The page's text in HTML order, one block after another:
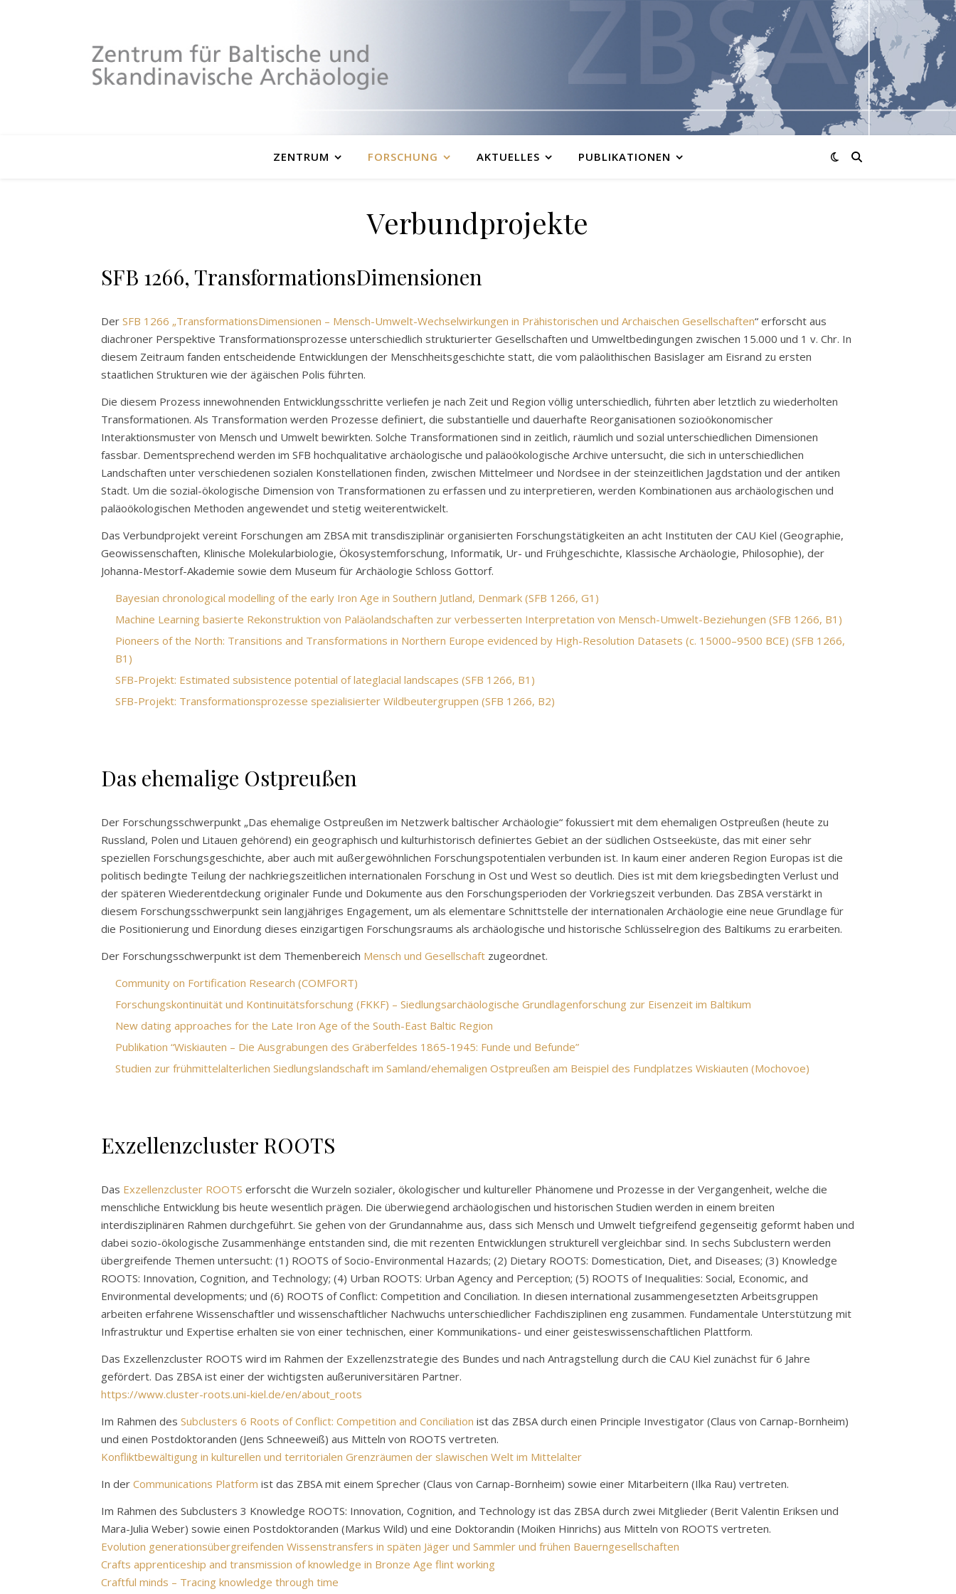
ZENTRUM FORSCHUNG AKTUELLES PUBLIKATIONEN
Verbundprojekte
SFB 1266, TransformationsDimensionen
Der SFB 1266 „TransformationsDimensionen – Mensch-Umwelt-Wechselwirkungen in Prähistorischen und Archaischen Gesellschaften“ erforscht aus
diachroner Perspektive Transformationsprozesse unterschiedlich strukturierter Gesellschaften und Umweltbedingungen zwischen 15.000 und 1 v. Chr. In
diesem Zeitraum fanden entscheidende Entwicklungen der Menschheitsgeschichte statt, die vom paläolithischen Basislager am Eisrand zu ersten
staatlichen Strukturen wie der ägäischen Polis führten.
Die diesem Prozess innewohnenden Entwicklungsschritte verliefen je nach Zeit und Region völlig unterschiedlich, führten aber letztlich zu wiederholten
Transformationen. Als Transformation werden Prozesse definiert, die substantielle und dauerhafte Reorganisationen sozioökonomischer
Interaktionsmuster von Mensch und Umwelt bewirkten. Solche Transformationen sind in zeitlich, räumlich und sozial unterschiedlichen Dimensionen
fassbar. Dementsprechend werden im SFB hochqualitative archäologische und paläoökologische Archive untersucht, die sich in unterschiedlichen
Landschaften unter verschiedenen sozialen Konstellationen finden, zwischen Mittelmeer und Nordsee in der steinzeitlichen Jagdstation und der antiken
Stadt. Um die sozial-ökologische Dimension von Transformationen zu erfassen und zu interpretieren, werden Kombinationen aus archäologischen und
paläoökologischen Methoden angewendet und stetig weiterentwickelt.
Das Verbundprojekt vereint Forschungen am ZBSA mit transdisziplinär organisierten Forschungstätigkeiten an acht Instituten der CAU Kiel (Geographie,
Geowissenschaften, Klinische Molekularbiologie, Ökosystemforschung, Informatik, Ur- und Frühgeschichte, Klassische Archäologie, Philosophie), der
Johanna-Mestorf-Akademie sowie dem Museum für Archäologie Schloss Gottorf.
Bayesian chronological modelling of the early Iron Age in Southern Jutland, Denmark (SFB 1266, G1)
Machine Learning basierte Rekonstruktion von Paläolandschaften zur verbesserten Interpretation von Mensch-Umwelt-Beziehungen (SFB 1266, B1)
Pioneers of the North: Transitions and Transformations in Northern Europe evidenced by High-Resolution Datasets (c. 15000–9500 BCE) (SFB 1266,
B1)
SFB-Projekt: Estimated subsistence potential of lateglacial landscapes (SFB 1266, B1)
SFB-Projekt: Transformationsprozesse spezialisierter Wildbeutergruppen (SFB 1266, B2)
Das ehemalige Ostpreußen
Der Forschungsschwerpunkt „Das ehemalige Ostpreußen im Netzwerk baltischer Archäologie“ fokussiert mit dem ehemaligen Ostpreußen (heute zu
Russland, Polen und Litauen gehörend) ein geographisch und kulturhistorisch definiertes Gebiet an der südlichen Ostseeküste, das mit einer sehr
speziellen Forschungsgeschichte, aber auch mit außergewöhnlichen Forschungspotentialen verbunden ist. In kaum einer anderen Region Europas ist die
politisch bedingte Teilung der nachkriegszeitlichen internationalen Forschung in Ost und West so deutlich. Dies ist mit dem kriegsbedingten Verlust und
der späteren Wiederentdeckung originaler Funde und Dokumente aus den Forschungsperioden der Vorkriegszeit verbunden. Das ZBSA verstärkt in
diesem Forschungsschwerpunkt sein langjähriges Engagement, um als elementare Schnittstelle der internationalen Archäologie eine neue Grundlage für
die Positionierung und Einordung dieses einzigartigen Forschungsraums als archäologische und historische Schlüsselregion des Baltikums zu erarbeiten.
Der Forschungsschwerpunkt ist dem Themenbereich Mensch und Gesellschaft zugeordnet.
Community on Fortification Research (COMFORT)
Forschungskontinuität und Kontinuitätsforschung (FKKF) – Siedlungsarchäologische Grundlagenforschung zur Eisenzeit im Baltikum
New dating approaches for the Late Iron Age of the South-East Baltic Region
Publikation “Wiskiauten – Die Ausgrabungen des Gräberfeldes 1865-1945: Funde und Befunde”
Studien zur frühmittelalterlichen Siedlungslandschaft im Samland/ehemaligen Ostpreußen am Beispiel des Fundplatzes Wiskiauten (Mochovoe)
Exzellenzcluster ROOTS
Das Exzellenzcluster ROOTS erforscht die Wurzeln sozialer, ökologischer und kultureller Phänomene und Prozesse in der Vergangenheit, welche die
menschliche Entwicklung bis heute wesentlich prägen. Die überwiegend archäologischen und historischen Studien werden in einem breiten
interdisziplinären Rahmen durchgeführt. Sie gehen von der Grundannahme aus, dass sich Mensch und Umwelt tiefgreifend gegenseitig geformt haben und
dabei sozio-ökologische Zusammenhänge entstanden sind, die mit rezenten Entwicklungen strukturell vergleichbar sind. In sechs Subclustern werden
übergreifende Themen untersucht: (1) ROOTS of Socio-Environmental Hazards; (2) Dietary ROOTS: Domestication, Diet, and Diseases; (3) Knowledge
ROOTS: Innovation, Cognition, and Technology; (4) Urban ROOTS: Urban Agency and Perception; (5) ROOTS of Inequalities: Social, Economic, and
Environmental developments; und (6) ROOTS of Conflict: Competition and Conciliation. In diesen international zusammengesetzten Arbeitsgruppen
arbeiten erfahrene Wissenschaftler und wissenschaftlicher Nachwuchs unterschiedlicher Fachdisziplinen eng zusammen. Fundamentale Unterstützung mit
Infrastruktur und Expertise erhalten sie von einer technischen, einer Kommunikations- und einer geisteswissenschaftlichen Plattform.
Das Exzellenzcluster ROOTS wird im Rahmen der Exzellenzstrategie des Bundes und nach Antragstellung durch die CAU Kiel zunächst für 6 Jahre
gefördert. Das ZBSA ist einer der wichtigsten außeruniversitären Partner.
https://www.cluster-roots.uni-kiel.de/en/about_roots
Im Rahmen des Subclusters 6 Roots of Conflict: Competition and Conciliation ist das ZBSA durch einen Principle Investigator (Claus von Carnap-Bornheim)
und einen Postdoktoranden (Jens Schneeweiß) aus Mitteln von ROOTS vertreten.
Konfliktbewältigung in kulturellen und territorialen Grenzräumen der slawischen Welt im Mittelalter
In der Communications Platform ist das ZBSA mit einem Sprecher (Claus von Carnap-Bornheim) sowie einer Mitarbeitern (Ilka Rau) vertreten.
Im Rahmen des Subclusters 3 Knowledge ROOTS: Innovation, Cognition, and Technology ist das ZBSA durch zwei Mitglieder (Berit Valentin Eriksen und
Mara-Julia Weber) sowie einen Postdoktoranden (Markus Wild) und eine Doktorandin (Moiken Hinrichs) aus Mitteln von ROOTS vertreten.
Evolution generationsübergreifenden Wissenstransfers in späten Jäger und Sammler und frühen Bauerngesellschaften
Crafts apprenticeship and transmission of knowledge in Bronze Age flint working
Craftful minds – Tracing knowledge through time